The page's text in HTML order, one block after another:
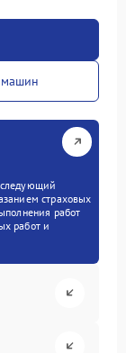
машин
страховых
работ
работ и